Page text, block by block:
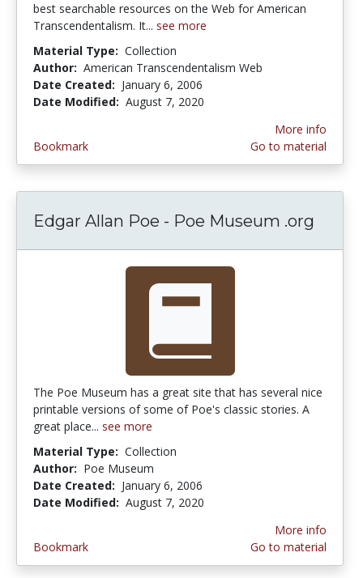
best searchable resources on the Web for American
Transcendentalism. It... see more
Material Type: Collection
Author: American Transcendentalism Web
Date Created: January 6, 2006
Date Modified: August 7, 2020
Bookmark
More info
Go to material
Edgar Allan Poe - Poe Museum .org
The Poe Museum has a great site that has several nice
printable versions of some of Poe's classic stories. A
great place... see more
Material Type: Collection
Author: Poe Museum
Date Created: January 6, 2006
Date Modified: August 7, 2020
Bookmark
More info
Go to material